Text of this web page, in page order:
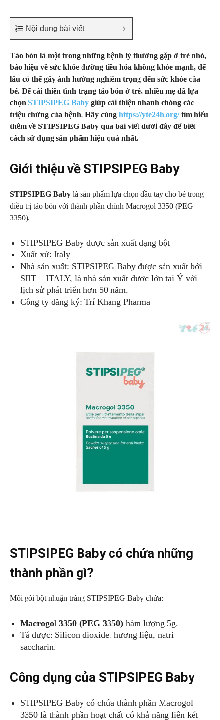
Nội dung bài viết
Táo bón là một trong những bệnh lý thường gặp ở trẻ nhỏ,
báo hiệu về sức khỏe đường tiêu hóa không khỏe mạnh, để
lâu có thể gây ảnh hưởng nghiêm trọng đến sức khỏe của
bé. Để cải thiện tình trạng táo bón ở trẻ, nhiều mẹ đã lựa
chọn STIPSIPEG Baby giúp cải thiện nhanh chóng các
triệu chứng của bệnh. Hãy cùng https://yte24h.org/tìm hiểu
thêm về STIPSIPEG Baby qua bài viết dưới đây để biết
cách sử dụng sản phẩm hiệu quả nhất.
Giới thiệu về STIPSIPEG Baby
STIPSIPEG Baby là sản phẩm lựa chọn đầu tay cho bé trong
điều trị táo bón với thành phần chính Macrogol 3350 (PEG
3350).
STIPSIPEG Baby được sản xuất dạng bột
Xuất xứ: Italy
Nhà sản xuất: STIPSIPEG Baby được sản xuất bởi
SIIT – ITALY, là nhà sản xuất dược lớn tại Ý với
lịch sử phát triển hơn 50 năm.
Công ty đăng ký: Trí Khang Pharma
STIPSIPEG Baby có chứa những
thành phần gì?
Mỗi gói bột nhuận tràng STIPSIPEG Baby chứa:
Macrogol 3350 (PEG 3350) hàm lượng 5g.
Tá dược: Silicon dioxide, hương liệu, natri
saccharin.
Công dụng của STIPSIPEG Baby
STIPSIPEG Baby có chứa thành phần Macrogol
3350 là thành phần hoạt chất có khả năng liên kết